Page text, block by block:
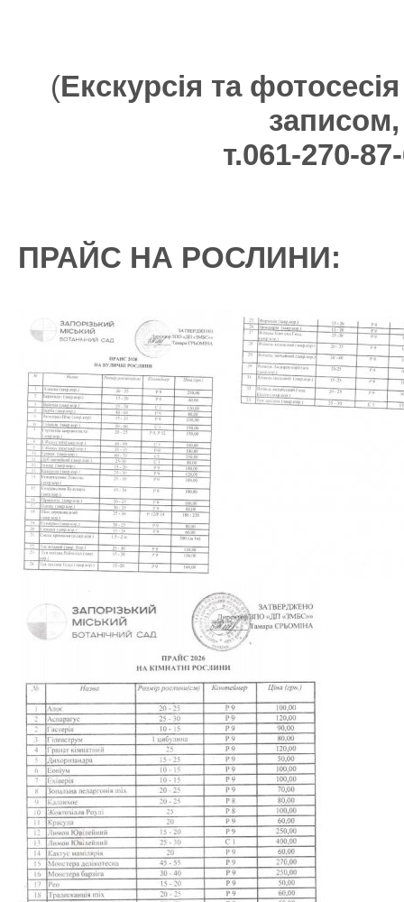
(Екскурсія та
записом,
т.061-270-
ПРАЙС НА РОСЛИНИ: